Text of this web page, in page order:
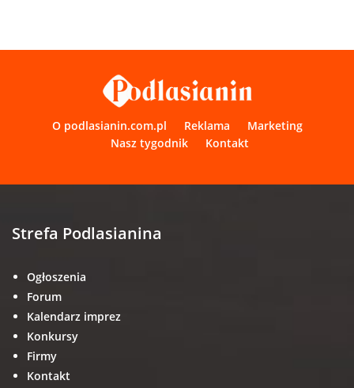
O podlasianin.com.pl Reklama
Marketing
Nasz tygodnik
Kontakt
Strefa Podlasianina
Ogłoszenia
Forum
Kalendarz imprez
Konkursy
Firmy
Kontakt